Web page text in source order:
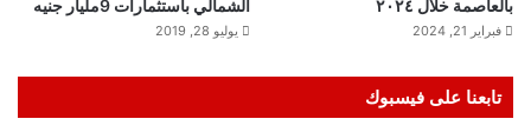
بالعاصمة خلال ٢٠٢٤
فبراير 21, 2024
الشمالي باستثمارات 9مليار جنيه
يوليو 28, 2019
تابعنا على فيسبوك